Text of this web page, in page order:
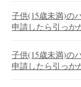
子供(15歳未満)の
申請したら引っか
子供(15歳未満)の
申請したら引っか